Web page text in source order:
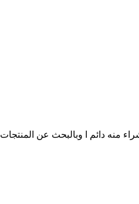
منه دائم ا وبالبحث عن المنتجات